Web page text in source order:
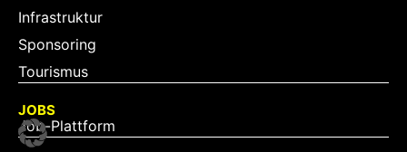
Infrastruktur
Sponsoring
Tourismus
JOBS
Job-Plattform